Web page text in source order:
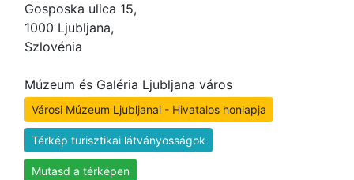
Gosposka ulica 15,
1000 Ljubljana,
Szlovénia
Múzeum és Galéria Ljubljana város
Városi Múzeum Ljubljanai - Hivatalos honlapja
Térkép turisztikai látványosságok
Mutasd a térképen